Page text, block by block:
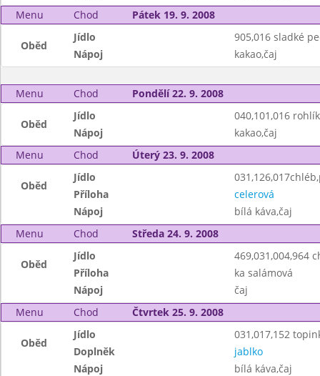
Menu
Chod Pátek 19. 9. 2008
Oběd
Jídlo
905,016 sladké
Nápoj
kakao,čaj
Menu Chod Pondělí 22. 9. 2008
Oběd
Jídlo
040,101,016
Nápoj
kakao,čaj
Menu
Chod Úterý 23. 9. 2008
Oběd
Jídlo
Příloha
celerová
Nápoj
bílá káva,čaj
Menu
Chod Středa 24. 9. 2008
Oběd
Jídlo
469,031,004,964
Příloha
ka salámová
Nápoj
čaj
Menu
Chod Čtvrtek 25. 9. 2008
Oběd
Jídlo
031,017,152
Doplněk
jablko
Nápoj
bílá káva,čaj